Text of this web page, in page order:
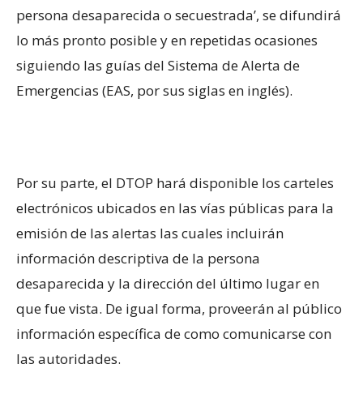
persona desaparecida o secuestrada’, se difundirá
lo más pronto posible y en repetidas ocasiones
siguiendo las guías del Sistema de Alerta de
Emergencias (EAS, por sus siglas en inglés).
Por su parte, el DTOP hará disponible los carteles
electrónicos ubicados en las vías públicas para la
emisión de las alertas las cuales incluirán
información descriptiva de la persona
desaparecida y la dirección del último lugar en
que fue vista. De igual forma, proveerán al público
información específica de como comunicarse con
las autoridades.